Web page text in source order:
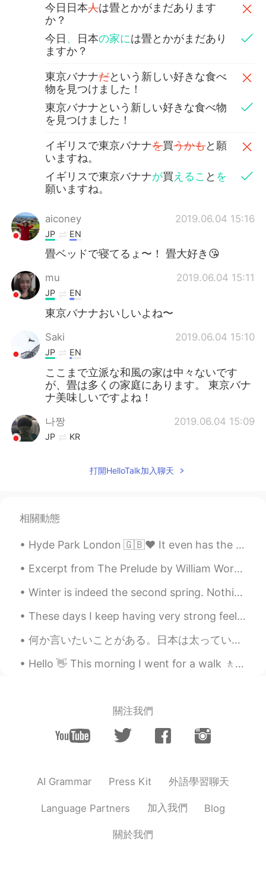
今日日本人は畳とかがまだあります
か？
今日 、 日本の家には畳とかがまだあり
ますか？
東京バナナだという新しい好きな食べ
物を見つけました！
東京バナナという新しい好きな食べ物
を見つけました！
イギリスで東京バナナを買うかもと願
いますね。
イギリスで東京バナナが買えるこ と を
願いますね。
aiconey 2019.06.04 15:16
JP EN
畳ベッドで寝てるょ〜！ 畳大好き😘
mu 2019.06.04 15:11
JP EN
東京バナナおいしいよね〜
Saki 2019.06.04 15:10
JP EN
ここまで立派な和風の家は中々ないです
が、畳は多くの家庭にあります。 東京バナ
ナ美味しいですよね！
나짱 2019.06.04 15:09
JP KR
部屋があります(In most cases)
foreigners!
Kazuhiro 2019.06.04 15:08
僕の部屋は、今も畳を使っていますよ！
Mitsuhiro 2019.06.04 15:07
JP ENCNPT
畳の部屋は大体の家にあります もし神戸に
行った際には竹中大工道具館がオススメで
Do you like 東京バナナ🍌?me too😋💕
打開HelloTalk加入聊天
相關動態
Hyde Park London 🇬🇧❤️ It even has the famous Speakers corner where people debate their opinions ...
Excerpt from The Prelude by William Wordsworth. And from my pillow, looking forth by light Of mo...
Winter is indeed the second spring. Nothing gets better than a tasty dinner with friends after wa...
These days I keep having very strong feelings of loneliness. I’m trying to find ways to push it ...
何か言いたいことがある。日本は太っていることが悪いことだというイメージがあります。批判されないためには痩せていなければなりません。 HelloTalkでも、きれいな女の子が「痩せなきゃ」と言っ...
Hello 👋 This morning I went for a walk 🚶 The sky was cloudy but I didn't experience any rain s...
關注我們
AI Grammar Press Kit 外語學習聊天
Language Partners 加入我們 Blog
關於我們